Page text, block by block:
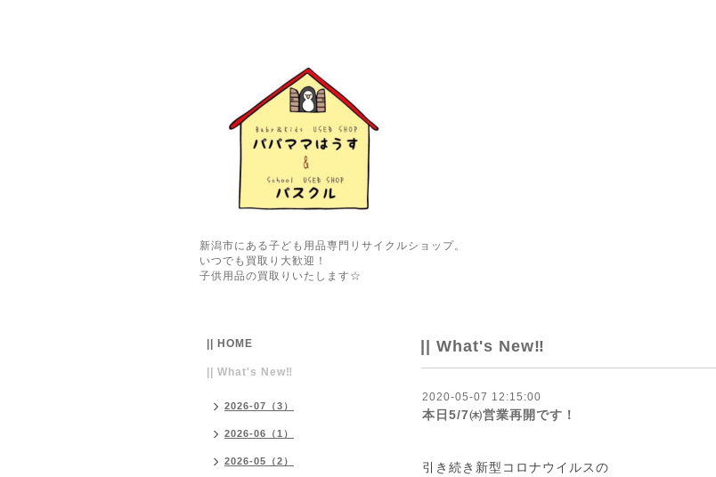
新潟市にある子ども用品専門リサイクルショップ。
いつでも買取り大歓迎！
子供用品の買取りいたします☆
|| What's New‼
2020-05-07 12:15:00
本日5/7㈭営業再開です！
引き続き新型コロナウイルスの
|| HOME
|| What's New‼
2026-07（3）
2026-06（1）
2026-05（2）